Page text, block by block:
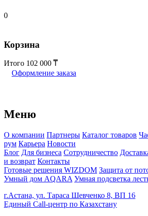
0
Корзина
Итого 102 000
Оформление заказа
Меню
О компании Партнеры Каталог товаров
рум Карьера Новости
Блог Для бизнеса Сотрудничество
и возврат Контакты
Готовые решения WIZDOM Защита от
Умный дом AQARA Умная подсветка
г.Астана, ул. Тараса Шевченко 8, ВП 16
Единый Call-центр по Казахстану